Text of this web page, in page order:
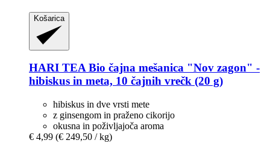
Košarica
HARI TEABio čajna mešanica "Nov zagon" -​
hibiskus in meta, 10 čajnih vrečk (20 g)
hibiskus in dve vrsti mete
z ginsengom in praženo cikorijo
okusna in poživljajoča aroma
€ 4,99 (€ 249,50 / kg)